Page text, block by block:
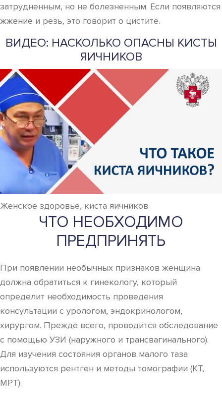
затрудненным, но не болезненным. Если появляются
жжение и резь, это говорит о цистите.
ВИДЕО: НАСКОЛЬКО ОПАСНЫ КИСТЫ
ЯИЧНИКОВ
Женское здоровье, киста яичников
ЧТО НЕОБХОДИМО
ПРЕДПРИНЯТЬ
При появлении необычных признаков женщина
должна обратиться к гинекологу, который
определит необходимость проведения
консультации с урологом, эндокринологом,
хирургом. Прежде всего, проводится обследование
с помощью УЗИ (наружного и трансвагинального).
Для изучения состояния органов малого таза
используются рентген и методы томографии (КТ,
МРТ).